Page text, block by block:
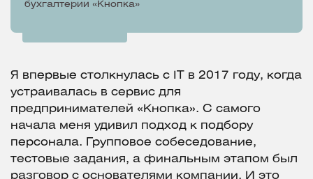
бухгалтерии «Кнопка»
Я впервые столкнулась с IT в 2017 году, когда
устраивалась в сервис для
предпринимателей «Кнопка». С самого
начала меня удивил подход к подбору
персонала. Групповое собеседование,
тестовые задания, а финальным этапом был
разговор с основателями компании. И это